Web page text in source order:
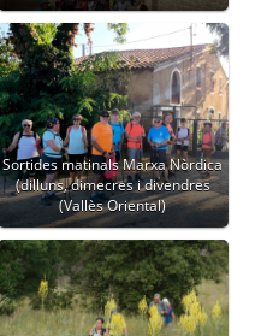
Sortides matinals Marxa Nòrdica
(dilluns, dimecres i divendres
(Vallès Oriental)